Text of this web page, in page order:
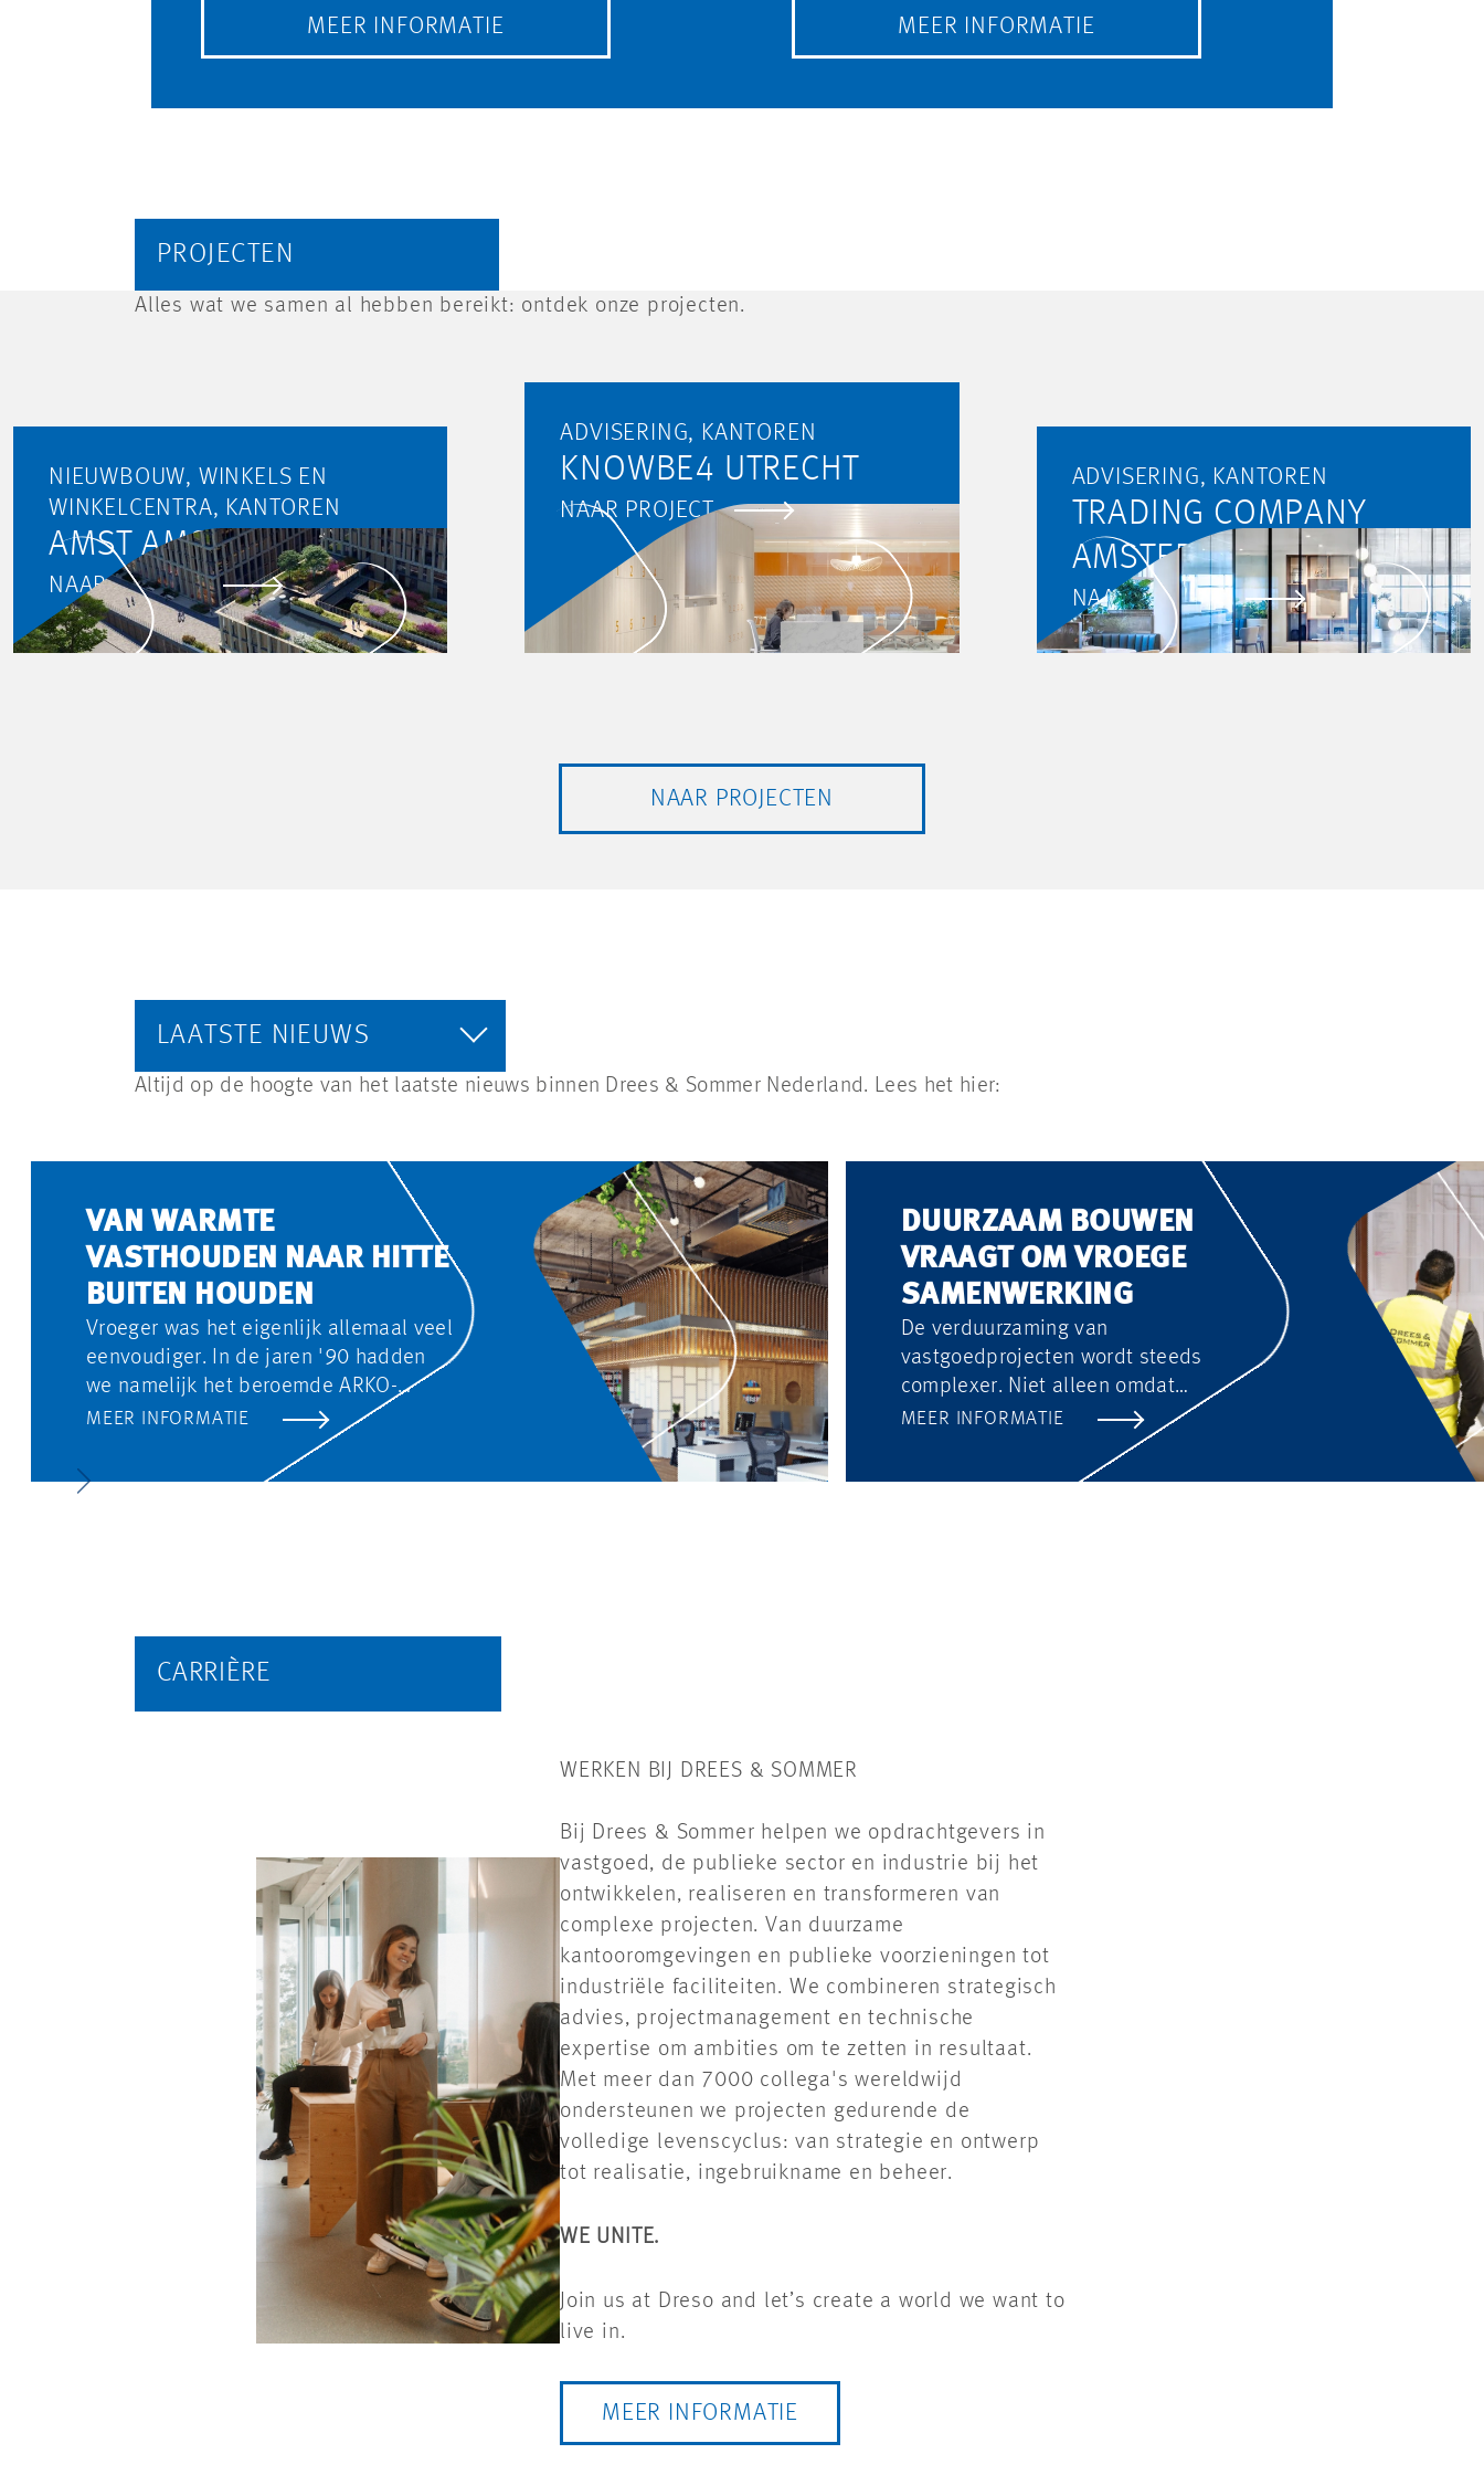
MEER INFORMATIE MEER INFORMATIE
PROJECTEN
Alles wat we samen al hebben bereikt: ontdek onze projecten.
NIEUWBOUW, WINKELS EN
WINKELCENTRA, KANTOREN
AMST AMSTERDAM
NAAR PROJECT
ADVISERING, KANTOREN
KNOWBE4 UTRECHT
NAAR PROJECT
ADVISERING, KANTOREN
TRADING COMPANY
AMSTERDAM
NAAR PROJECT
NAAR PROJECTEN
LAATSTE NIEUWS
Altijd op de hoogte van het laatste nieuws binnen Drees & Sommer Nederland. Lees het hier:
VAN WARMTE
VASTHOUDEN NAAR HITTE
BUITEN HOUDEN
Vroeger was het eigenlijk allemaal veel
eenvoudiger. In de jaren '90 hadden
we namelijk het beroemde ARKO-
systeem: Alle Ramen Kunnen Open.
MEER INFORMATIE
DUURZAAM BOUWEN
VRAAGT OM VROEGE
SAMENWERKING
De verduurzaming van
vastgoedprojecten wordt steeds
complexer. Niet alleen omdat
duurzaamheidsambities omhoog gaan,
maar ook omdat regelgeving,
certificeringen en subsidieregelingen
MEER INFORMATIE
CARRIÈRE
WERKEN BIJ DREES & SOMMER
Bij Drees & Sommer helpen we opdrachtgevers in
vastgoed, de publieke sector en industrie bij het
ontwikkelen, realiseren en transformeren van
complexe projecten. Van duurzame
kantooromgevingen en publieke voorzieningen tot
industriële faciliteiten. We combineren strategisch
advies, projectmanagement en technische
expertise om ambities om te zetten in resultaat.
Met meer dan 7000 collega's wereldwijd
ondersteunen we projecten gedurende de
volledige levenscyclus: van strategie en ontwerp
tot realisatie, ingebruikname en beheer.
WE UNITE.
Join us at Dreso and let’s create a world we want to
live in.
MEER INFORMATIE